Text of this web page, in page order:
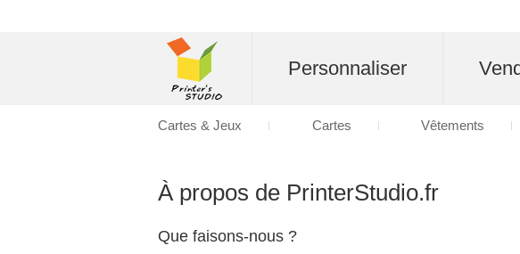
À propos de PrinterStudio.fr
Que faisons-nous ?
Personnaliser
Cartes & Jeux Cartes Vêtements